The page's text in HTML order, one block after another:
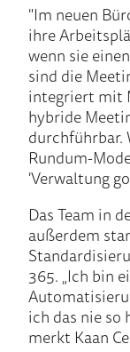
"Im neuen
ihre
wenn sie
sind die
integriert mit
hybride
durchführbar.
Rundum-
'Verwaltung
Das Team in
außerdem
365. „Ich bin
ich das nie so
merkt Kaan